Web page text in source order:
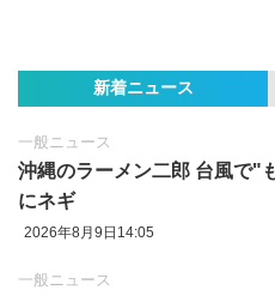
新着ニュース
一般ニュース
沖縄のラーメン二郎 台風で"
にネギ
2026年8月9日14:05
一般ニュース